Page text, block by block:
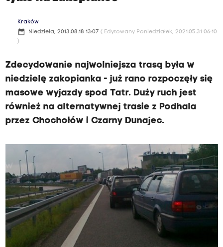
Kraków
date_range Niedziela, 2013.08.18 13:07 ( Edytowany Poniedziałek, 2021.05.31 06:10
)
Zdecydowanie najwolniejsza trasą była w
niedzielę zakopianka - już rano rozpoczęły się
masowe wyjazdy spod Tatr. Duży ruch jest
również na alternatywnej trasie z Podhala
przez Chochołów i Czarny Dunajec.